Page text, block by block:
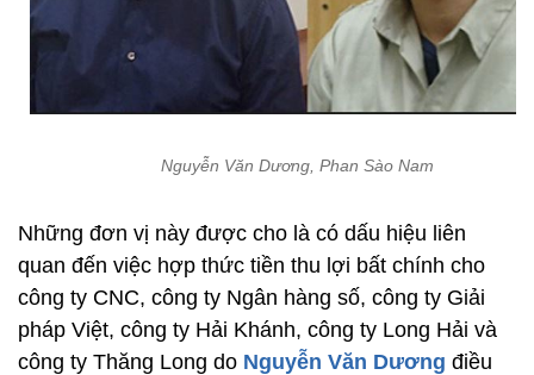
Nguyễn Văn Dương, Phan Sào Nam
Những đơn vị này được cho là có dấu hiệu liên
quan đến việc hợp thức tiền thu lợi bất chính cho
công ty CNC, công ty Ngân hàng số, công ty Giải
pháp Việt, công ty Hải Khánh, công ty Long Hải và
công ty Thăng Long do Nguyễn Văn Dương điều